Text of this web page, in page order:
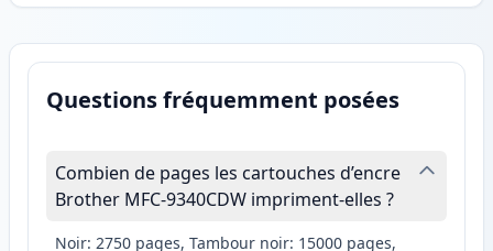
Questions fréquemment posées
Combien de pages les cartouches d’encre
Brother MFC-9340CDW impriment-elles ?
Noir: 2750 pages, Tambour noir: 15000 pages,